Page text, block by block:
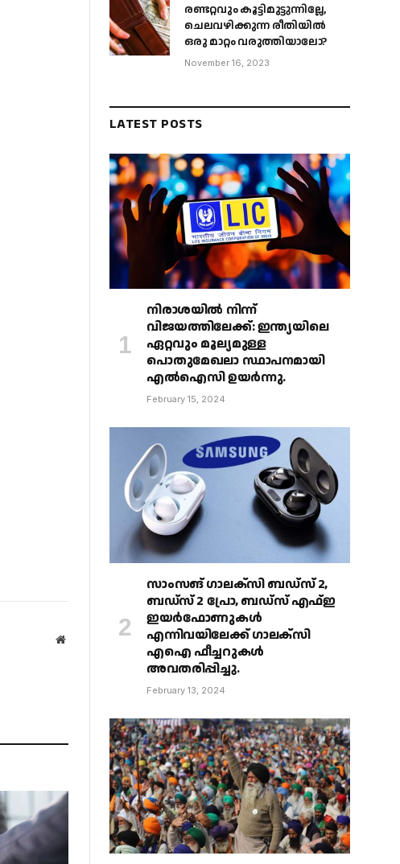
Website
രണ്ടറ്റവും കൂട്ടിമുട്ടുന്നില്ലേ,
ചെലവഴിക്കുന്ന രീതിയിൽ
ഒരു മാറ്റം വരുത്തിയാലോ?
November 16, 2023
LATEST POSTS
നിരാശയിൽ നിന്ന്
വിജയത്തിലേക്ക്: ഇന്ത്യയിലെ
ഏറ്റവും മൂല്യമുള്ള
പൊതുമേഖലാ സ്ഥാപനമായി
എൽഐസി ഉയർന്നു.
February 15, 2024
സാംസങ് ഗാലക്‌സി ബഡ്‌സ് 2,
ബഡ്‌സ് 2 പ്രോ, ബഡ്‌സ് എഫ്ഇ
ഇയർഫോണുകൾ
എന്നിവയിലേക്ക് ഗാലക്‌സി
എഐ ഫീച്ചറുകൾ
അവതരിപ്പിച്ചു.
February 13, 2024